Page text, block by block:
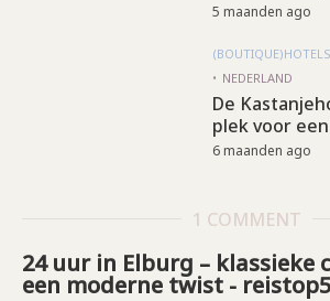
5 maanden ago
(BOUTIQUE)HOTELS
NEDERLAND
De
plek voor
6 maanden ago
1 COMMENT
24 uur in Elburg – klassieke
een moderne twist - reistop5